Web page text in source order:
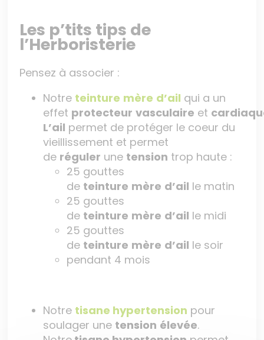
Les p’tits tips de
l’Herboristerie
Pensez à associer :
Notre teinture mère d’ail qui a un
effet protecteur vasculaire et
L’ail permet de protéger le coeur du
vieillissement et permet
de réguler une tension trop haute :
25 gouttes
de teinture mère d’ail le matin
25 gouttes
de teinture mère d’ail le midi
25 gouttes
de teinture mère d’ail le soir
pendant 4 mois
Notre tisane hypertension pour
soulager une tension élevée.